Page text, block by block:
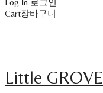
Log In 로그인
Cart장바구니
Little GROVE